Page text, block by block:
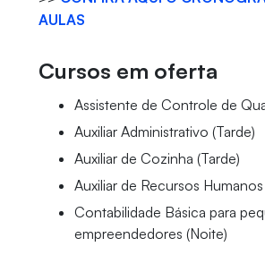
AULAS
Cursos em oferta
Assistente de Controle de
Auxiliar Administrativo (Tarde)
Auxiliar de Cozinha (Tarde)
Auxiliar de Recursos Humanos
Contabilidade Básica para
empreendedores (Noite)